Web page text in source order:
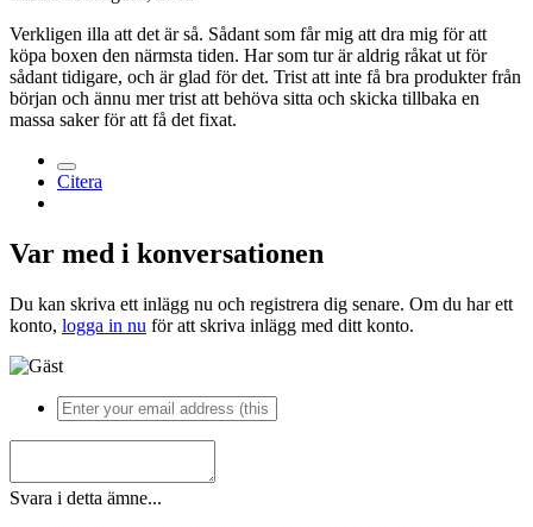
Verkligen illa att det är så. Sådant som får mig att dra mig för att
köpa boxen den närmsta tiden. Har som tur är aldrig råkat ut för
sådant tidigare, och är glad för det. Trist att inte få bra produkter från
början och ännu mer trist att behöva sitta och skicka tillbaka en
massa saker för att få det fixat.
Citera
Var med i konversationen
Du kan skriva ett inlägg nu och registrera dig senare. Om du har ett
konto, logga in nu för att skriva inlägg med ditt konto.
Svara i detta ämne...